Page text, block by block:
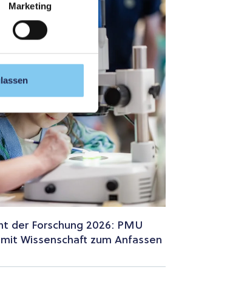
Marketing
der Forschung 2026: PMU
Wissenschaft zum Anfassen